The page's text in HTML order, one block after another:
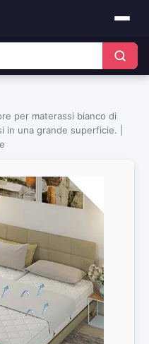
per materassi bianco di
in una grande superficie. |